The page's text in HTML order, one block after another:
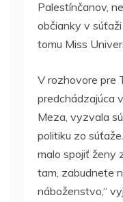
Palestínčanov,
občianky v
tomu Miss
V rozhovore pre
predchádzajúca
Meza, vyzvala
politiku zo
malo spojiť ženy
tam, zabudnete
náboženstvo,“